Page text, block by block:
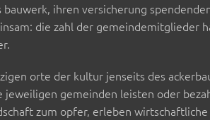
ihren versicherung
die zahl der gemeindemitglieder
orte der kultur jenseits des
gemeinden leisten oder
zum opfer, erleben